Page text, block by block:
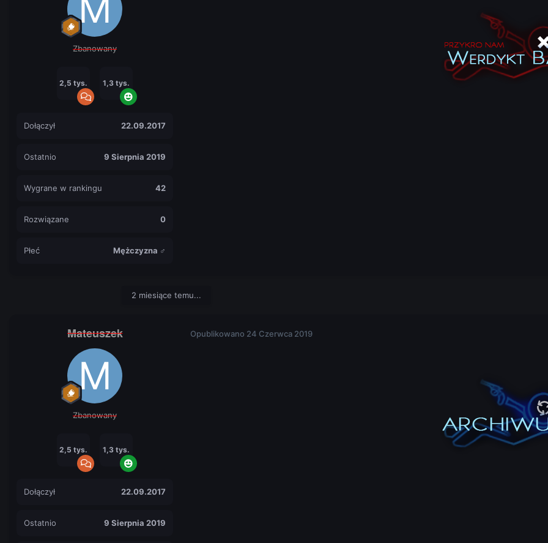
Zbanowany
2,5 tys. 1,3 tys.
Dołączył 22.09.2017
Ostatnio 9 Sierpnia 2019
Wygrane w rankingu 42
Rozwiązane 0
Płeć Mężczyzna ♂
2 miesiące temu...
Mateuszek
Zbanowany
2,5 tys. 1,3 tys.
Dołączył 22.09.2017
Ostatnio 9 Sierpnia 2019
Opublikowano 24 Czerwca 2019